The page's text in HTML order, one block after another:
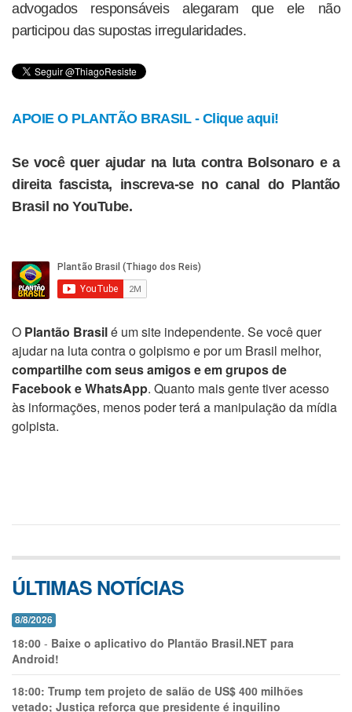
advogados responsáveis alegaram que ele não
participou das supostas irregularidades.
APOIE O PLANTÃO BRASIL - Clique aqui!
Se você quer ajudar na luta contra Bolsonaro e a
direita fascista, inscreva-se no canal do Plantão
Brasil no YouTube.
O Plantão Brasilé um site independente. Se você quer
ajudar na luta contra o golpismo e por um Brasil melhor,
compartilhe com seus amigos e em grupos de
Facebook e WhatsApp. Quanto mais gente tiver acesso
às informações, menos poder terá a manipulação da mídia
golpista.
ÚLTIMAS NOTÍCIAS
8/8/2026
18:00 - Baixe o aplicativo do Plantão Brasil.NET para
Android!
18:00: Trump tem projeto de salão de US$ 400 milhões
vetado; Justiça reforça que presidente é inquilino